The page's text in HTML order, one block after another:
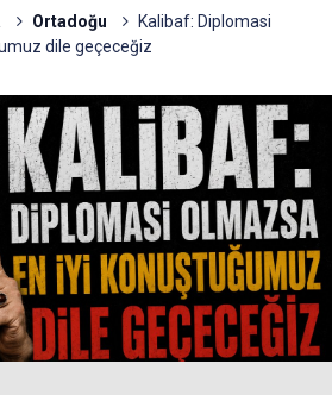
Ortadoğu
Kalibaf: Diplomasi
dile geçeceğiz